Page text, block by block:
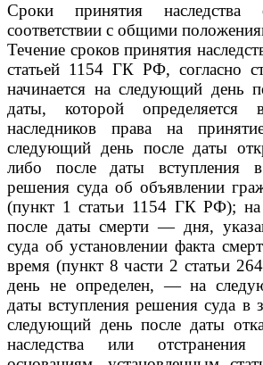
Сроки принятия наследства
соответствии с общими
Течение сроков принятия
статьей 1154 ГК РФ, согласно
начинается на следующий день
даты, которой определяется
наследников права на
следующий день после даты
либо после даты вступления
решения суда об объявлении
(пункт 1 статьи 1154 ГК РФ);
после даты смерти — дня,
суда об установлении факта
время (пункт 8 части 2 статьи
день не определен, — на
даты вступления решения суда в
следующий день после даты
наследства или